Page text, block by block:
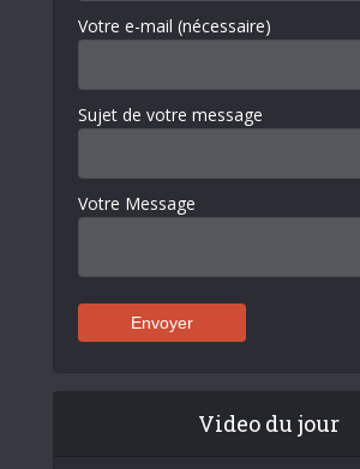
Votre e-mail (nécessaire)
Sujet de votre message
Votre Message
Video du jour